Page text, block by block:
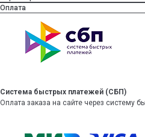
Оплата
Система быстрых платежей (СБП)
Оплата заказа на сайте через систему